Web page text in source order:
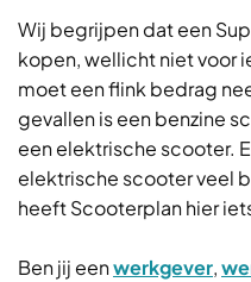
Wij begrijpen dat een
kopen, wellicht niet voor
moet een flink bedrag
gevallen is een benzine
een elektrische scooter.
elektrische scooter veel
heeft Scooterplan hier
Ben jij eenwerkgever,